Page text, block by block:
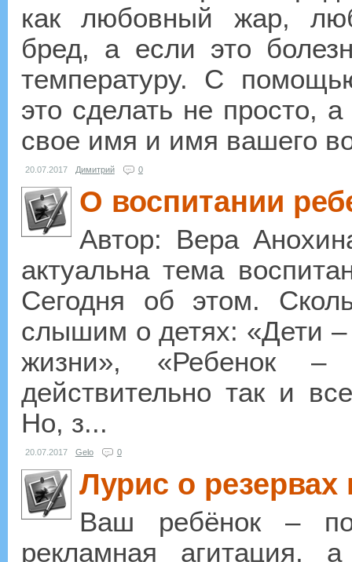
как любовный жар,
бред, а если это
температуру. С
это сделать не просто,
свое имя и имя вашего
20.07.2017 Димитрий 0
О воспитании
Автор: Вера
актуальна тема
Сегодня об этом.
слышим о детях: «Дети
жизни», «Ребенок
действительно так и
Но, з...
20.07.2017 Gelo 0
Лурис о резервах
Ваш ребёнок –
рекламная агитация,